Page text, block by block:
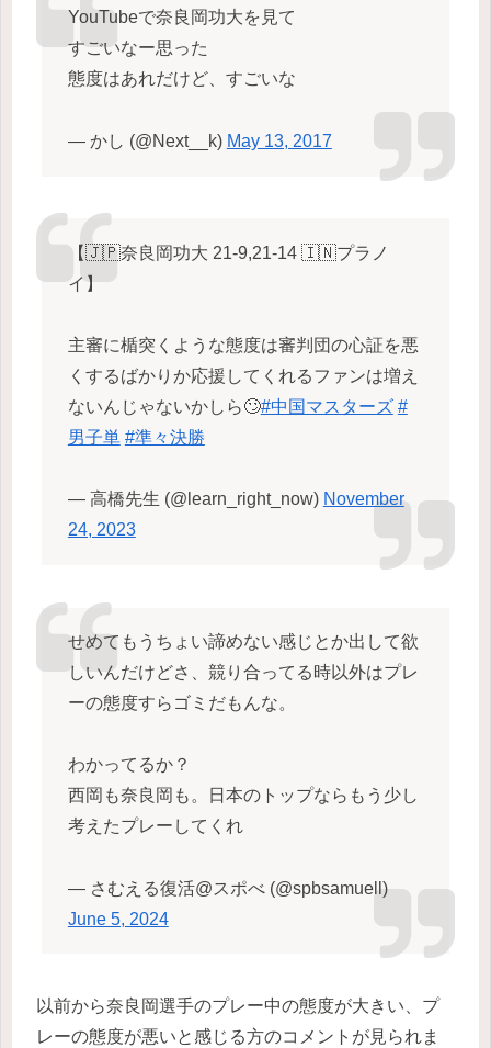
YouTubeで奈良岡功大を見て
すごいなー思った
態度はあれだけど、すごいな
— かし (@Next__k) May 13, 2017
【🇯🇵奈良岡功大 21-9,21-14 🇮🇳プラノ
イ】
主審に楯突くような態度は審判団の心証を悪
くするばかりか応援してくれるファンは増え
ないんじゃないかしら🙄#中国マスターズ #
男子単 #準々決勝
— 高橋先生 (@learn_right_now) November
24, 2023
せめてもうちょい諦めない感じとか出して欲
しいんだけどさ、競り合ってる時以外はプレ
ーの態度すらゴミだもんな。
わかってるか？
西岡も奈良岡も。日本のトップならもう少し
考えたプレーしてくれ
— さむえる復活@スポべ (@spbsamuell)
June 5, 2024
以前から奈良岡選手のプレー中の態度が大きい、プ
レーの態度が悪いと感じる方のコメントが見られま